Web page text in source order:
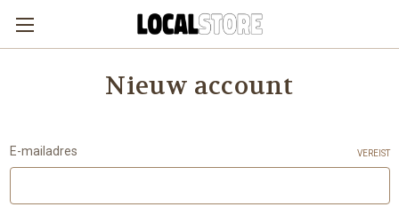
Nieuw account
E-mailadres VEREIST